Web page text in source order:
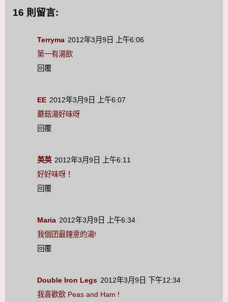
16 則留言:
Terryma 2012年3月9日 上午6:06
第一有湯飲
回覆
EE 2012年3月9日 上午6:07
蘑菇湯好味呀
回覆
英英 2012年3月9日 上午6:11
好好味呀！
回覆
Maria 2012年3月9日 上午6:34
我個囝最鐘意的湯!
回覆
Double Iron Legs 2012年3月9日 下午12:34
我喜歡飲 Peas and Ham !